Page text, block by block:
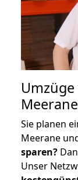
Sie planen
Meerane
sparen?
Unser